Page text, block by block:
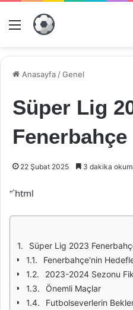
Menü
Anasayfa /Genel
Süper Lig
22 Şubat 2025 3 dakika
“`html
Süper Lig 2023
Fenerbahçe'nin
2023-2024 Sezonu
Önemli Maçlar
Futbolseverlerin